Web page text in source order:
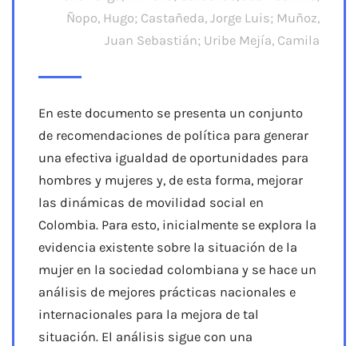
Ñopo, Hugo; Castañeda, Jorge Luis; Muñoz,
Juan Sebastián; Uribe Mejía, Camila
En este documento se presenta un conjunto
de recomendaciones de política para generar
una efectiva igualdad de oportunidades para
hombres y mujeres y, de esta forma, mejorar
las dinámicas de movilidad social en
Colombia. Para esto, inicialmente se explora la
evidencia existente sobre la situación de la
mujer en la sociedad colombiana y se hace un
análisis de mejores prácticas nacionales e
internacionales para la mejora de tal
situación. El análisis sigue con una